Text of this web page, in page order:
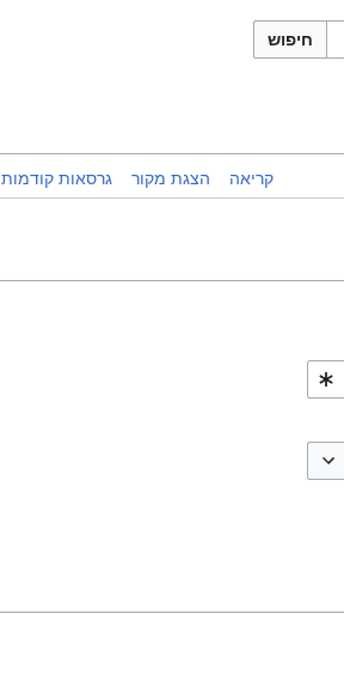
חיפוש
קריאה הצגת מקור גרסאות קודמות